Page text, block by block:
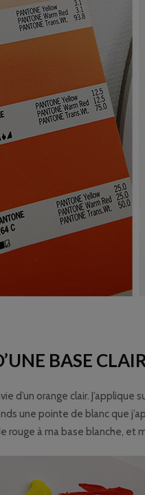
BASE
d’un orange clair.
une pointe de blanc que
rouge à ma base blanche,